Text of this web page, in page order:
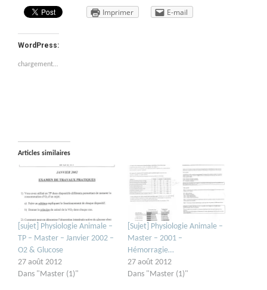
Imprimer E-mail
WordPress:
chargement…
Articles similaires
[sujet] Physiologie Animale –
TP – Master – Janvier 2002 –
O2 & Glucose
27 août 2012
Dans "Master (1)"
[Sujet] Physiologie Animale –
Master – 2001 –
Hémorragie…
27 août 2012
Dans "Master (1)"